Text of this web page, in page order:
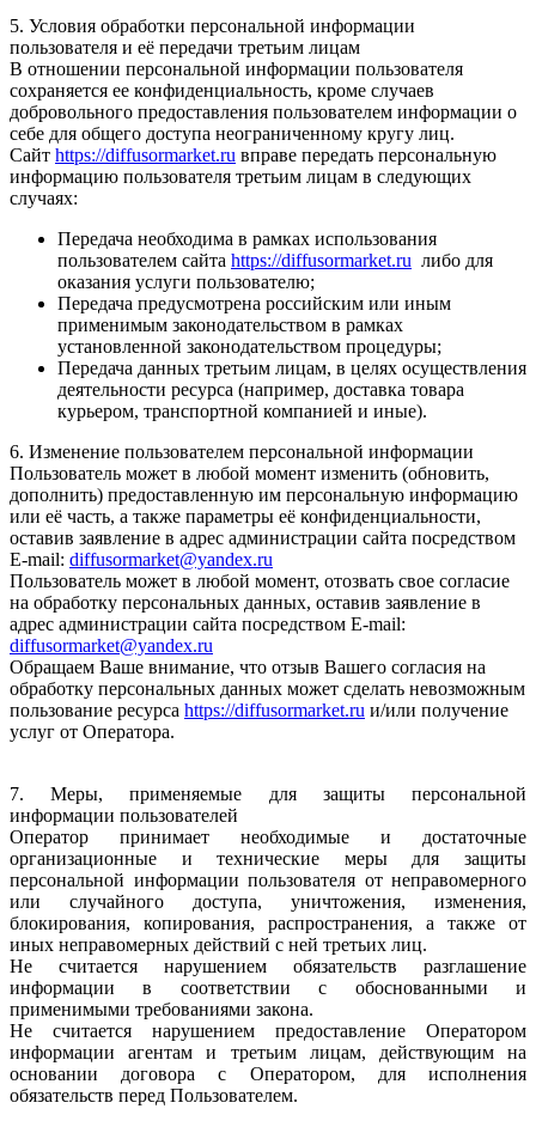
5. Условия обработки персональной информации
пользователя и её передачи третьим лицам
В отношении персональной информации пользователя
сохраняется ее конфиденциальность, кроме случаев
добровольного предоставления пользователем информации о
себе для общего доступа неограниченному кругу лиц.
Сайт https://diffusormarket.ru вправе передать персональную
информацию пользователя третьим лицам в следующих
случаях:
Передача необходима в рамках использования
пользователем сайта https://diffusormarket.ru либо для
оказания услуги пользователю;
Передача предусмотрена российским или иным
применимым законодательством в рамках
установленной законодательством процедуры;
Передача данных третьим лицам, в целях осуществления
деятельности ресурса (например, доставка товара
курьером, транспортной компанией и иные).
6. Изменение пользователем персональной информации
Пользователь может в любой момент изменить (обновить,
дополнить) предоставленную им персональную информацию
или её часть, а также параметры её конфиденциальности,
оставив заявление в адрес администрации сайта посредством
E-mail: diffusormarket@yandex.ru
Пользователь может в любой момент, отозвать свое согласие
на обработку персональных данных, оставив заявление в
адрес администрации сайта посредством E-mail:
diffusormarket@yandex.ru
Обращаем Ваше внимание, что отзыв Вашего согласия на
обработку персональных данных может сделать невозможным
пользование ресурса https://diffusormarket.ru и/или получение
услуг от Оператора.
7. Меры, применяемые для защиты персональной
информации пользователей
Оператор принимает необходимые и достаточные
организационные и технические меры для защиты
персональной информации пользователя от неправомерного
или случайного доступа, уничтожения, изменения,
блокирования, копирования, распространения, а также от
иных неправомерных действий с ней третьих лиц.
Не считается нарушением обязательств разглашение
информации в соответствии с обоснованными и
применимыми требованиями закона.
Не считается нарушением предоставление Оператором
информации агентам и третьим лицам, действующим на
основании договора с Оператором, для исполнения
обязательств перед Пользователем.